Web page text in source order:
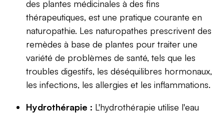
des plantes médicinales à des fins
thérapeutiques, est une pratique courante en
naturopathie. Les naturopathes prescrivent des
remèdes à base de plantes pour traiter une
variété de problèmes de santé, tels que les
troubles digestifs, les déséquilibres hormonaux,
les infections, les allergies et les inflammations.
Hydrothérapie : L'hydrothérapie utilise l'eau